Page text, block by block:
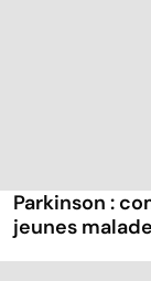
Parkinson :
jeunes